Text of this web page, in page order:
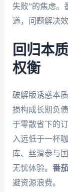
失败”的焦虑。
道，问题解决效
回归本
权衡
破解版诱惑本
损构成长期负
于零散省下的
入远低于一杯
库、丝滑参与
无忧体验。 番
避资源浪费。